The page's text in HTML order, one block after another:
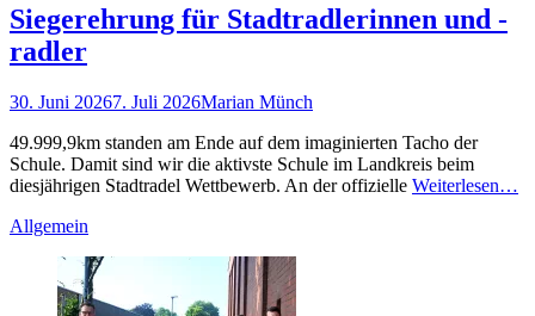
Siegerehrung für Stadtradlerinnen und -
radler
Gepostet
30. Juni 20267. Juli 2026Autor
Marian Münch
49.999,9km standen am Ende auf dem imaginierten Tacho der
Schule. Damit sind wir die aktivste Schule im Landkreis beim
diesjährigen Stadtradel Wettbewerb. An der offizielle Weiterlesen…
Kategorien
Allgemein